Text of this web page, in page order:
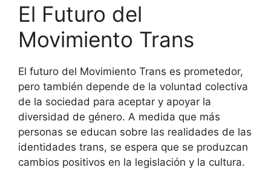
El Futuro del
Movimiento Trans
El futuro del Movimiento Trans es prometedor,
pero también depende de la voluntad colectiva
de la sociedad para aceptar y apoyar la
diversidad de género. A medida que más
personas se educan sobre las realidades de las
identidades trans, se espera que se produzcan
cambios positivos en la legislación y la cultura.